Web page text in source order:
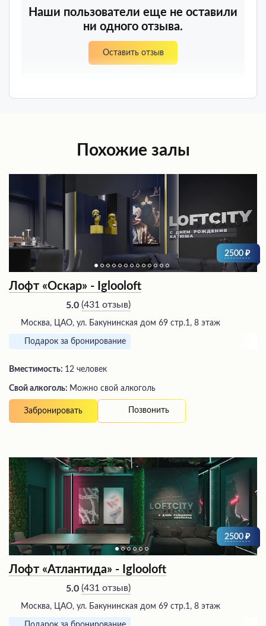
Наши пользователи еще не оставили
ни одного отзыва.
Оставить отзыв
Похожие залы
2500
Лофт «Оскар» - Iglooloft
5.0 (431 отзыв)
Москва, ЦАО, ул. Бакунинская дом 69 стр.1, 8 этаж
Подарок за бронирование
Вместимость: 12 человек
Свой алкоголь: Можно свой алкоголь
Забронировать Позвонить
2500
Лофт «Атлантида» - Iglooloft
5.0 (431 отзыв)
Москва, ЦАО, ул. Бакунинская дом 69 стр.1, 8 этаж